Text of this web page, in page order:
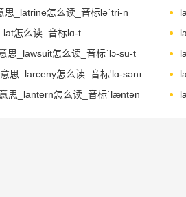
思_latrine怎么读_音标ləˈtri-n
怎么读_音标lɑ-t
思_lawsuit怎么读_音标ˈlɔ-su-t
思_larceny怎么读_音标'lɑ-sənɪ
思_lantern怎么读_音标ˈlæntən